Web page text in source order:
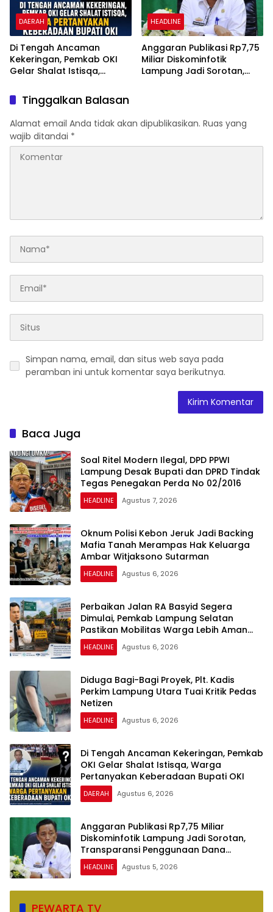
DAERAH
Di Tengah Ancaman
Kekeringan, Pemkab OKI
Gelar Shalat Istisqa,
Keberadaan Bupati OKI
HEADLINE
Anggaran Publikasi Rp7,75
Miliar Diskominfotik
Lampung Jadi Sorotan,
Tinggalkan Balasan
Alamat email Anda tidak akan dipublikasikan. Ruas yang
wajib ditandai *
Simpan nama, email, dan situs web saya pada
peramban ini untuk komentar saya berikutnya.
Baca Juga
Soal Ritel Modern Ilegal, DPD PPWI
Lampung Desak Bupati dan DPRD Tindak
Tegas Penegakan Perda No 02/2016
HEADLINE Agustus 7, 2026
Oknum Polisi Kebon Jeruk Jadi Backing
Mafia Tanah Merampas Hak Keluarga
Ambar Witjaksono Sutarman
HEADLINE Agustus 6, 2026
Perbaikan Jalan RA Basyid Segera
Dimulai, Pemkab Lampung Selatan
Pastikan Mobilitas Warga Lebih Aman
dan Nyaman
HEADLINE Agustus 6, 2026
Diduga Bagi-Bagi Proyek, Plt. Kadis
Perkim Lampung Utara Tuai Kritik Pedas
Netizen
HEADLINE Agustus 6, 2026
Di Tengah Ancaman Kekeringan, Pemkab
OKI Gelar Shalat Istisqa, Warga
Pertanyakan Keberadaan Bupati OKI
DAERAH Agustus 6, 2026
Anggaran Publikasi Rp7,75 Miliar
Diskominfotik Lampung Jadi Sorotan,
Transparansi Penggunaan Dana
Dipertanyakan
HEADLINE Agustus 5, 2026
PEWARTA TV